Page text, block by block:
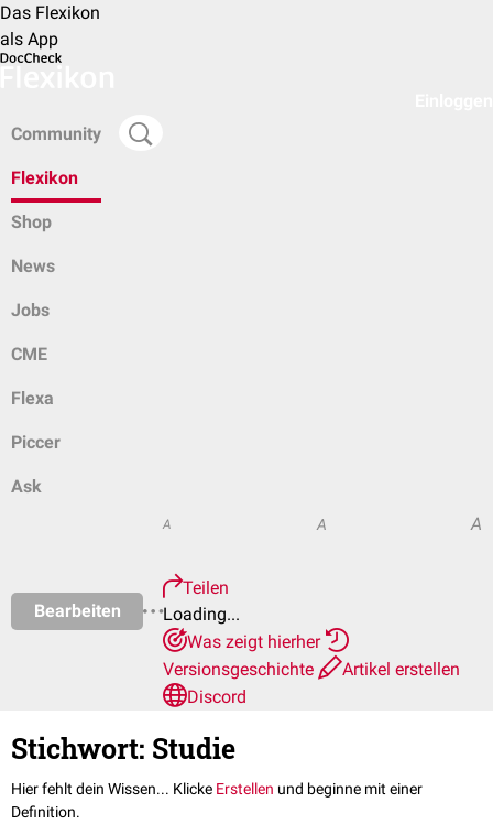
Das Flexikon
als App
Community
Flexikon
Shop
News
Jobs
CME
Flexa
Piccer
Ask
Bearbeiten
A A A
Teilen
Loading...
Was zeigt hierher
Versionsgeschichte
Artikel erstellen
Discord
Stichwort: Studie
Hier fehlt dein Wissen... Klicke Erstellen und beginne mit einer
Definition.